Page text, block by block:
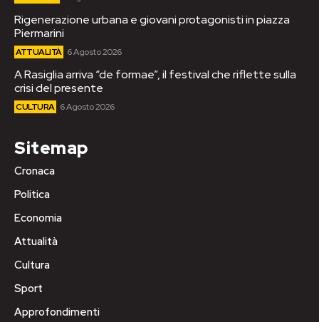
Rigenerazione urbana e giovani protagonisti in piazza
Piermarini
ATTUALITÀ 6 Agosto 2026
A Rasiglia arriva “de formae”, il festival che riflette sulla
crisi del presente
CULTURA 6 Agosto 2026
Sitemap
Cronaca
Politica
Economia
Attualità
Cultura
Sport
Approfondimenti